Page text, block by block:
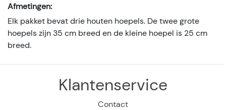
Afmetingen:
Elk pakket bevat drie houten hoepels. De twee grote
hoepels zijn 35 cm breed en de kleine hoepel is 25 cm
breed.
Klantenservice
Contact